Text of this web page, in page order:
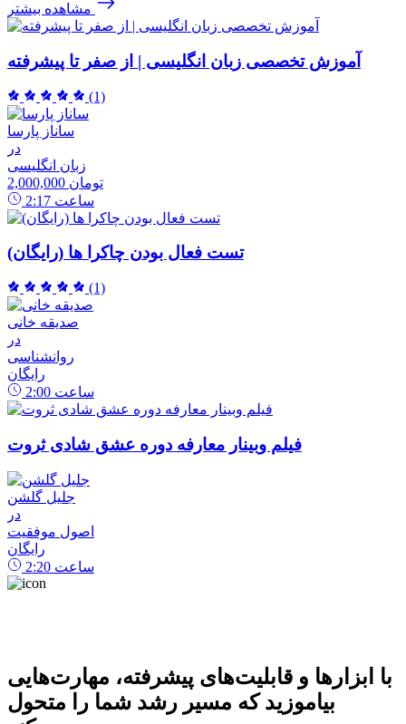
مشاهده بیشتر
آموزش تخصصی زبان انگلیسی | از صفر تا پیشرفته
(1)
ساناز پارسا
در
زبان انگلیسی
2,000,000 تومان
2:17 ساعت
تست فعال بودن چاکرا ها (رایگان)
(1)
صدیقه خانی
در
روانشناسی
رایگان
2:00 ساعت
فیلم وبینار معارفه دوره عشق شادی ثروت
جلیل گلشن
در
اصول موفقیت
رایگان
2:20 ساعت
با ابزارها و قابلیت‌های پیشرفته، مهارت‌هایی
بیاموزید که مسیر رشد شما را متحول